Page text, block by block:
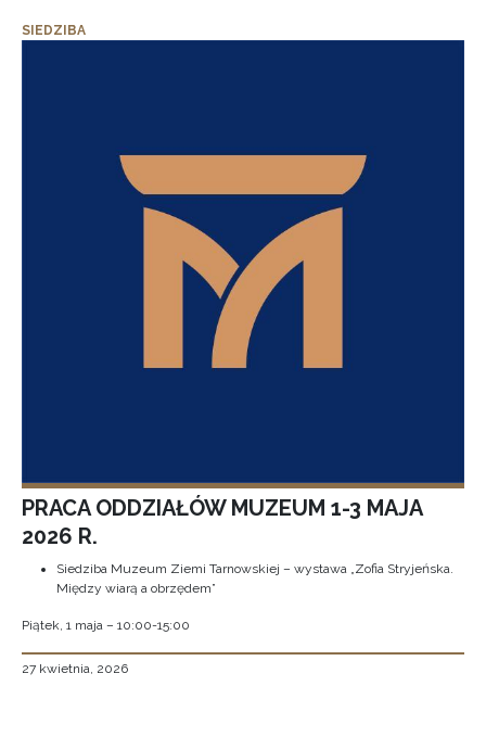
SIEDZIBA
PRACA ODDZIAŁÓW MUZEUM 1-3 MAJA
2026 R.
Siedziba Muzeum Ziemi Tarnowskiej – wystawa „Zofia Stryjeńska.
Między wiarą a obrzędem”
Piątek, 1 maja – 10:00-15:00
27 kwietnia, 2026